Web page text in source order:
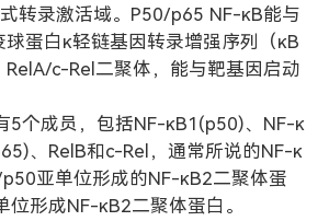
转录激活域。P50/p65 NF-κB能与
蛋白κ轻链基因转录增强序列（κB
c-Rel二聚体，能与靶基因启动
成员，包括NF-κB1(p50)、NF-κ
、RelB和c-Rel，通常所说的NF-κ
亚单位形成的NF-κB2二聚体蛋
形成NF-κB2二聚体蛋白。